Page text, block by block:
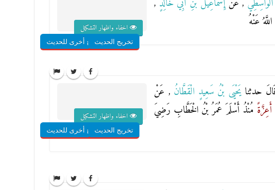
, عَنْإِسْمَاعِيلَ بْنِ أَبِي خَالِدٍ ,
عَنْهُ اخفاء واظهار التشكيل
تخريج الحديثشروح أخرى للحديث
حدثنايَحْيَى بْنُ سَعِيدٍ الْقَطَّانُ , عَنْ
أَعِزَّةً مُنْذُ أَسْلَمَ عُمَرُ بْنُ الْخَطَّابِ رَضِيَ
اخفاء واظهار التشكيل
تخريج الحديثشروح أخرى للحديث